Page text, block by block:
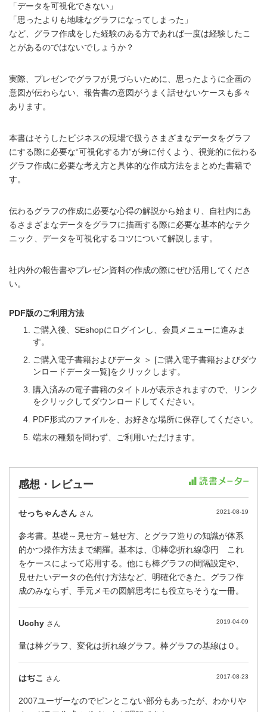
「データを可視化できない」
「思ったよりも地味なグラフになってしまった」
など、グラフ作成をした経験のある方であれば一度は経験したこ
とがあるのではないでしょうか？
実際、プレゼンでグラフが見づらいために、思ったように企画の
意図が伝わらない、報告書の意図がうまく話せないケースも多々
あります。
本書はそうしたビジネスの現場で扱うさまざまなデータをグラフ
にする際に必要な“可視化する力”が身に付くよう、視覚的に伝わる
グラフ作成に必要な考え方と具体的な作成方法をまとめた書籍で
す。
伝わるグラフの作成に必要な心得の解説から始まり、自社内にあ
るさまざまなデータをグラフに描画する際に必要な基本的なテク
ニック、データを可視化するコツについて解説します。
社内外の報告書やプレゼン資料の作成の際にぜひ活用してくださ
い。
PDF版のご利用方法
ご購入後、SEshopにログインし、会員メニューに進みま
す。
ご購入電子書籍およびデータ ＞ [ご購入電子書籍およびダウ
ンロードデータ一覧]をクリックします。
購入済みの電子書籍のタイトルが表示されますので、リンク
をクリックしてダウンロードしてください。
PDF形式のファイルを、お好きな場所に保存してください。
端末の種類を問わず、ご利用いただけます。
感想・レビュー
せっちゃんさん さん 2021-08-19
参考書。基礎～見せ方～魅せ方、とグラフ造りの知識が体系
的かつ操作方法まで網羅。基本は、①棒②折れ線③円 これ
をケースによって応用する。他にも棒グラフの間隔設定や、
見せたいデータの色付け方法など、明確化できた。グラフ作
成のみならず、手元メモの図解思考にも役立ちそうな一冊。
Ucchy さん 2019-04-09
量は棒グラフ、変化は折れ線グラフ。棒グラフの基線は０。
はぢこ さん 2017-08-23
2007ユーザーなのでピンとこない部分もあったが、わかりや